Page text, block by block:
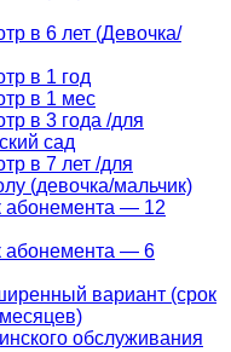
в 6 лет (Девочка/
в 1 год
в 1 мес
в 3 года /для
сад
в 7 лет /для
(девочка/мальчик)
абонемента — 12
абонемента — 6
вариант (срок
обслуживания